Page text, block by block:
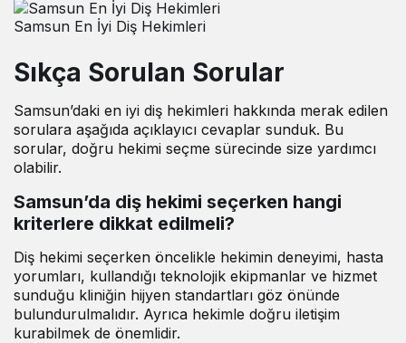
Samsun En İyi Diş Hekimleri
Sıkça Sorulan Sorular
Samsun’daki en iyi diş hekimleri hakkında merak edilen
sorulara aşağıda açıklayıcı cevaplar sunduk. Bu
sorular, doğru hekimi seçme sürecinde size yardımcı
olabilir.
Samsun’da diş hekimi seçerken hangi
kriterlere dikkat edilmeli?
Diş hekimi seçerken öncelikle hekimin deneyimi, hasta
yorumları, kullandığı teknolojik ekipmanlar ve hizmet
sunduğu kliniğin hijyen standartları göz önünde
bulundurulmalıdır. Ayrıca hekimle doğru iletişim
kurabilmek de önemlidir.